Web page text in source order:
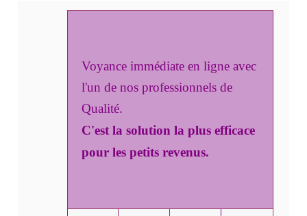
Voyance immédiate en ligne avec
l'un de nos professionnels de
Qualité.
C'est la solution la plus efficace
pour les petits revenus.